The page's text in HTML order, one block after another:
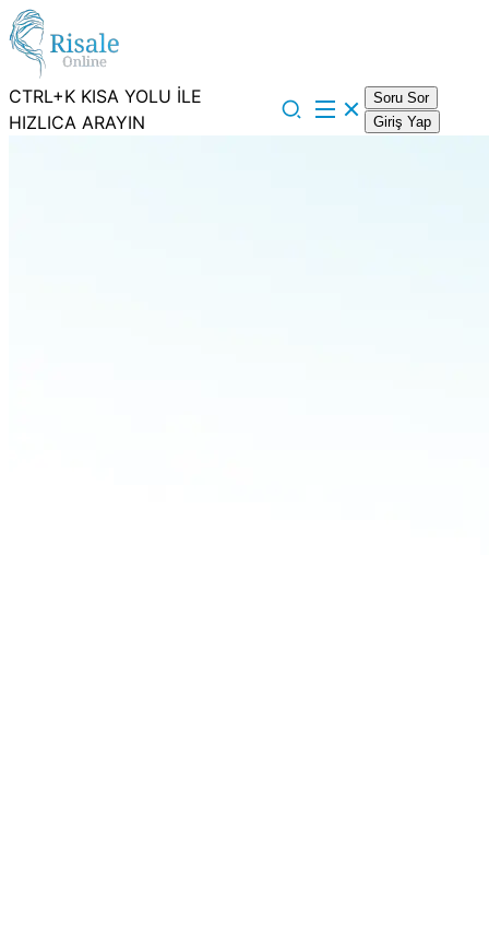
CTRL+K KISA YOLU İLE
HIZLICA ARAYIN
Soru Sor
Giriş Yap